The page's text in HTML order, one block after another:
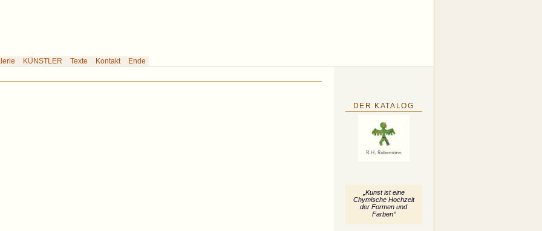
KÜNSTLER Texte Kontakt Ende
DER KATALOG
„Kunst ist eine
Chymische Hochzeit
der Formen und
Farben“